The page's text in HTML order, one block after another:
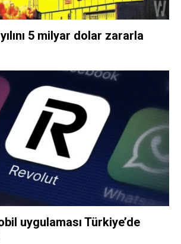
5 milyar dolar zararla
uygulaması Türkiye’de